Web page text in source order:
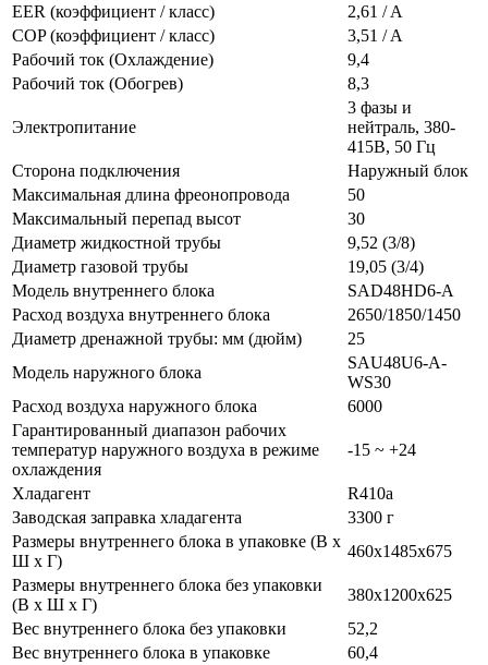
EER (коэффициент / класс)
2,61 / A
COP (коэффициент / класс)
3,51 / A
Рабочий ток (Охлаждение)
9,4
Рабочий ток (Обогрев)
8,3
Электропитание
3 фазы и
нейтраль, 380-
415В, 50 Гц
Сторона подключения
Наружный блок
Максимальная длина фреонопровода
50
Максимальный перепад высот
30
Диаметр жидкостной трубы
9,52 (3/8)
Диаметр газовой трубы
19,05 (3/4)
Модель внутреннего блока
SAD48HD6-A
Расход воздуха внутреннего блока
2650/1850/1450
Диаметр дренажной трубы: мм (дюйм)
25
Модель наружного блока
SAU48U6-A-
WS30
Расход воздуха наружного блока
6000
Гарантированный диапазон рабочих
температур наружного воздуха в режиме
охлаждения
-15 ~ +24
Хладагент
R410a
Заводская заправка хладагента
3300 г
Размеры внутреннего блока в упаковке (В х
Ш х Г)
460х1485x675
Размеры внутреннего блока без упаковки
(В х Ш х Г)
380х1200x625
Вес внутреннего блока без упаковки
52,2
Вес внутреннего блока в упаковке
60,4